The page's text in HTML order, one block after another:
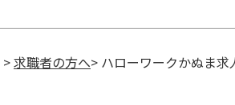
>求職者の方へ> ハローワークかぬま求